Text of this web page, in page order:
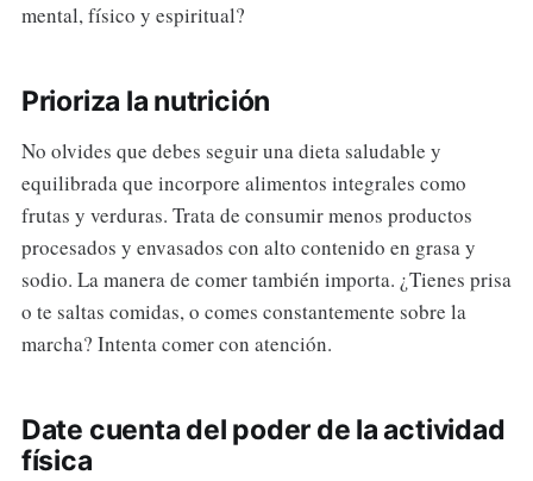
mental, físico y espiritual?
Prioriza la nutrición
No olvides que debes seguir una dieta saludable y
equilibrada que incorpore alimentos integrales como
frutas y verduras. Trata de consumir menos productos
procesados y envasados con alto contenido en grasa y
sodio. La manera de comer también importa. ¿Tienes prisa
o te saltas comidas, o comes constantemente sobre la
marcha? Intenta comer con atención.
Date cuenta del poder de la actividad
física